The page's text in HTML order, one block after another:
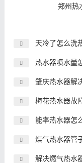
郑州热
天冷了怎么洗
热水器喷水量
肇庆热水器解
梅花热水器故
能率热水器怎
煤气热水器管
解决燃气热水